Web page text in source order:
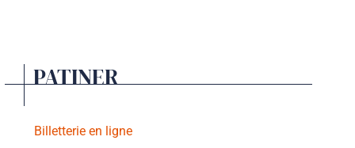
PATINER
Billetterie en ligne